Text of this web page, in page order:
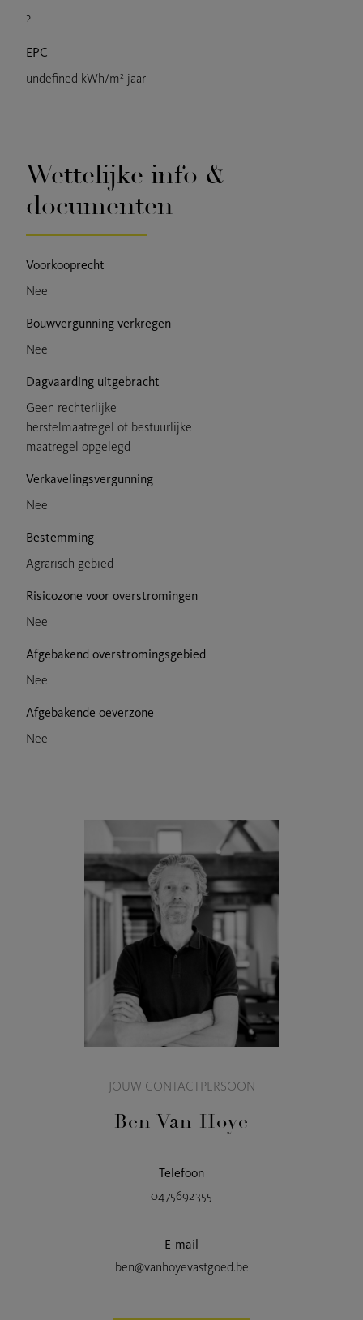
?
EPC
undefined kWh/m² jaar
Wettelijke info &
documenten
Voorkooprecht
Nee
Bouwvergunning verkregen
Nee
Dagvaarding uitgebracht
Geen rechterlijke
herstelmaatregel of bestuurlijke
maatregel opgelegd
Verkavelingsvergunning
Nee
Bestemming
Agrarisch gebied
Risicozone voor overstromingen
Nee
Afgebakend overstromingsgebied
Nee
Afgebakende oeverzone
Nee
JOUW CONTACTPERSOON
Ben Van Hoye
Telefoon
0475692355
E-mail
ben@vanhoyevastgoed.be